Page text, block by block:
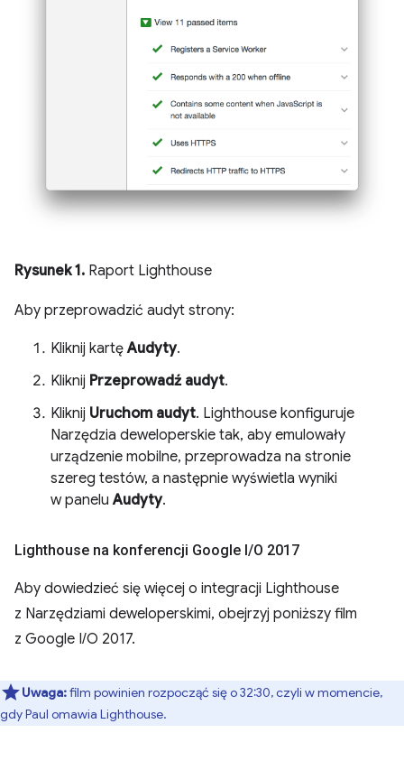
Rysunek 1. Raport Lighthouse
Aby przeprowadzić audyt strony:
Kliknij kartęAudyty.
Kliknij Przeprowadź audyt.
Kliknij Uruchom audyt. Lighthouse konfiguruje
Narzędzia deweloperskie tak, aby emulowały
urządzenie mobilne, przeprowadza na stronie
szereg testów, a następnie wyświetla wyniki
w paneluAudyty.
Lighthouse na konferencji Google I/O 2017
Aby dowiedzieć się więcej o integracji Lighthouse
z Narzędziami deweloperskimi, obejrzyj poniższy film
z Google I/O 2017.
Uwaga:film powinien rozpocząć się o 32:30, czyli w momencie,
gdy Paul omawia Lighthouse.